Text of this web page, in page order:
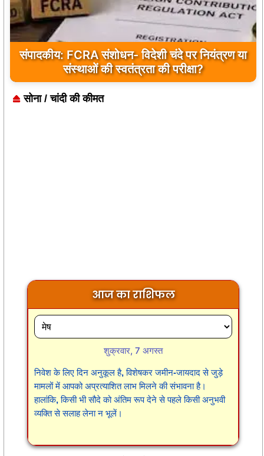
संपादकीय: FCRA संशोधन- विदेशी चंदे पर नियंत्रण या
संस्थाओं की स्वतंत्रता की परीक्षा?
बांकीपुर में PK की बड़ी जीत, बीजेपी के किले में जनसुराज
की दस्तक
सोना / चांदी की कीमत
आज का राशिफल
शुक्रवार, 7 अगस्त
निवेश के लिए दिन अनुकूल है, विशेषकर जमीन-जायदाद से जुड़े
मामलों में आपको अप्रत्याशित लाभ मिलने की संभावना है।
हालांकि, किसी भी सौदे को अंतिम रूप देने से पहले किसी अनुभवी
व्यक्ति से सलाह लेना न भूलें।